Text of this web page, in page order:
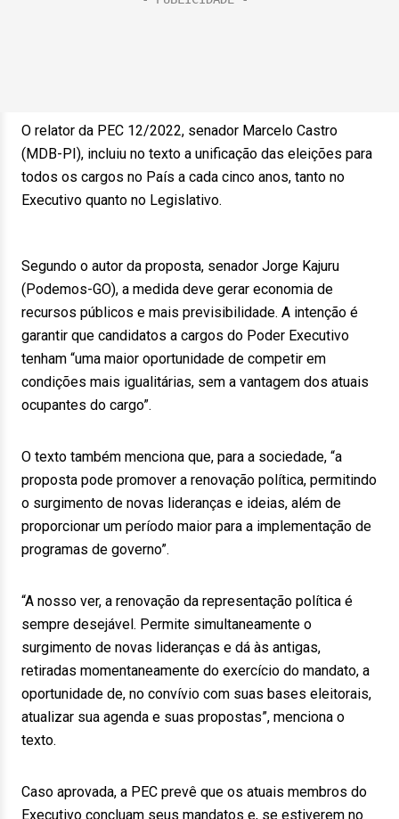
O relator da PEC 12/2022, senador Marcelo Castro
(MDB-PI), incluiu no texto a unificação das eleições para
todos os cargos no País a cada cinco anos, tanto no
Executivo quanto no Legislativo.
Segundo o autor da proposta, senador Jorge Kajuru
(Podemos-GO), a medida deve gerar economia de
recursos públicos e mais previsibilidade. A intenção é
garantir que candidatos a cargos do Poder Executivo
tenham “uma maior oportunidade de competir em
condições mais igualitárias, sem a vantagem dos atuais
ocupantes do cargo”.
O texto também menciona que, para a sociedade, “a
proposta pode promover a renovação política, permitindo
o surgimento de novas lideranças e ideias, além de
proporcionar um período maior para a implementação de
programas de governo”.
“A nosso ver, a renovação da representação política é
sempre desejável. Permite simultaneamente o
surgimento de novas lideranças e dá às antigas,
retiradas momentaneamente do exercício do mandato, a
oportunidade de, no convívio com suas bases eleitorais,
atualizar sua agenda e suas propostas”, menciona o
texto.
Caso aprovada, a PEC prevê que os atuais membros do
Executivo concluam seus mandatos e, se estiverem no